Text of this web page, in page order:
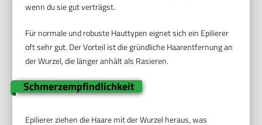
wenn du sie gut verträgst.
Für normale und robuste Hauttypen eignet sich ein Epilierer
oft sehr gut. Der Vorteil ist die gründliche Haarentfernung an
der Wurzel, die länger anhält als Rasieren.
Schmerzempfindlichkeit
Epilierer ziehen die Haare mit der Wurzel heraus, was